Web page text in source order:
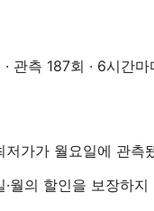
관측 187회 · 6시간
가가 월요일에 관측
월의 할인을 보장하지